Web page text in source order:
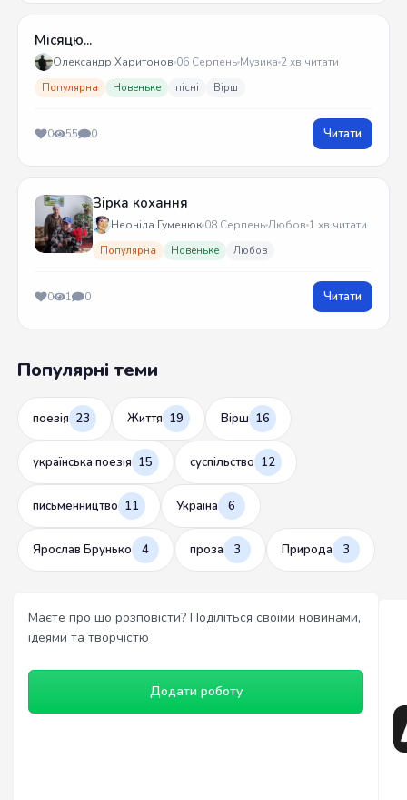
Місяцю...
Олександр Харитонов 06 Серпень Музика 2 хв читати
Популярна Новеньке пісні Вірш
0 55 0 Читати
Зірка кохання
Неоніла Гуменюк 08 СерпеньЛюбов 1 хв читати
Популярна Новеньке Любов
0 1 0 Читати
Популярні теми
поезія 23 Життя 19 Вірш 16
українська поезія 15 суспільство 12
письменництво 11 Україна 6
Ярослав Брунько 4 проза 3 Природа 3
Маєте про що розповісти? Поділіться своїми новинами,
ідеями та творчістю
Додати роботу